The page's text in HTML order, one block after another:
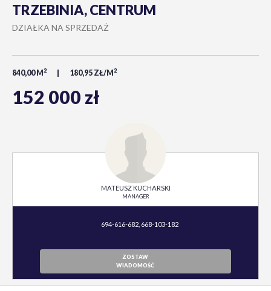
TRZEBINIA, CENTRUM
DZIAŁKA NA SPRZEDAŻ
840,00 M 2 180,95 ZŁ/M 2
152 000 zł
MATEUSZ KUCHARSKI
MANAGER
694-616-682, 668-103-182
ZOSTAW
WIADOMOŚĆ